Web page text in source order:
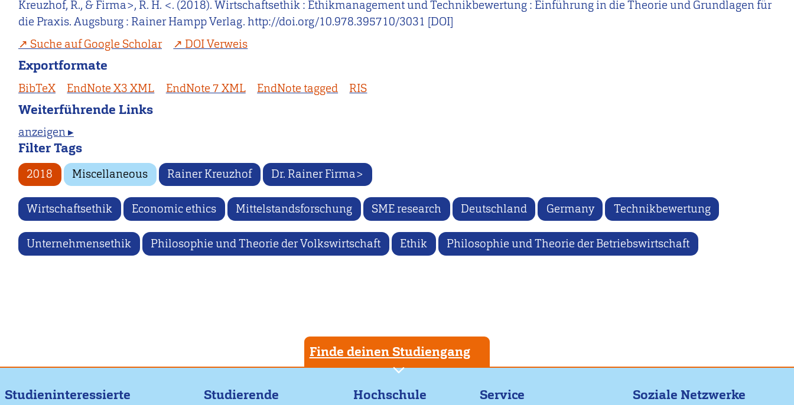
Kreuzhof, R., & Firma>, R. H. <. (2018). Wirtschaftsethik : Ethikmanagement und Technikbewertung : Einführung in die Theorie und Grundlagen für
die Praxis. Augsburg : Rainer Hampp Verlag. http://doi.org/10.978.395710/3031 [DOI]
Suche auf Google Scholar
DOI Verweis
Exportformate
BibTeX EndNote X3 XML EndNote 7 XML EndNote tagged RIS
Weiterführende Links
anzeigen ▸
Filter Tags
2018 Miscellaneous Rainer Kreuzhof Dr. Rainer Firma>
Wirtschaftsethik Economic ethics Mittelstandsforschung SME research Deutschland Germany Technikbewertung
Unternehmensethik Philosophie und Theorie der Volkswirtschaft Ethik Philosophie und Theorie der Betriebswirtschaft
Finde deinen Studiengang
Studieninteressierte Studierende Hochschule Service Soziale Netzwerke